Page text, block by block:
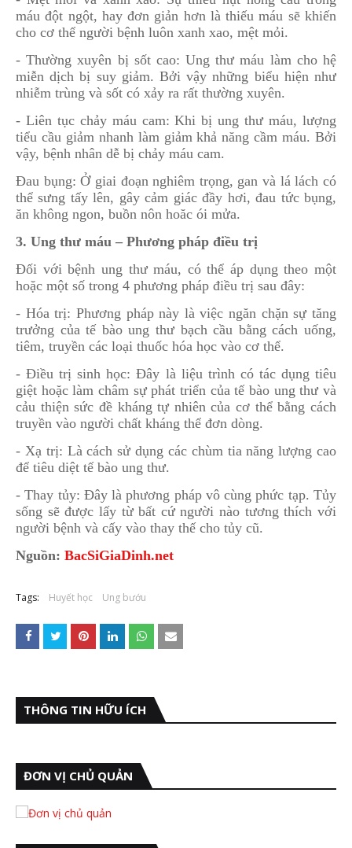
máu đột ngột, hay đơn giản hơn là thiếu máu sẽ khiến
cho cơ thể người bệnh luôn xanh xao, mệt mỏi.
- Thường xuyên bị sốt cao: Ung thư máu làm cho hệ
miễn dịch bị suy giảm. Bởi vậy những biểu hiện như
nhiễm trùng và sốt có xảy ra rất thường xuyên.
- Liên tục chảy máu cam: Khi bị ung thư máu, lượng
tiểu cầu giảm nhanh làm giảm khả năng cầm máu. Bởi
vậy, bệnh nhân dễ bị chảy máu cam.
Đau bụng: Ở giai đoạn nghiêm trọng, gan và lá lách có
thể sưng tấy lên, gây cảm giác đầy hơi, đau tức bụng,
ăn không ngon, buồn nôn hoăc ói mửa.
3. Ung thư máu – Phương pháp điều trị
Đối với bệnh ung thư máu, có thể áp dụng theo một
hoặc một số trong 4 phương pháp điều trị sau đây:
- Hóa trị: Phương pháp này là việc ngăn chặn sự tăng
trưởng của tế bào ung thư bạch cầu bằng cách uống,
tiêm, truyền các loại thuốc hóa học vào cơ thể.
- Điều trị sinh học: Đây là liệu trình có tác dụng tiêu
giệt hoặc làm châm sự phát triển của tế bào ung thư và
cảu thiện sức đề kháng tự nhiên của cơ thể bằng cách
truyền vào người chất kháng thể đơn dòng.
- Xạ trị: Là cách sử dụng các chùm tia năng lượng cao
để tiêu diệt tế bào ung thư.
- Thay tủy: Đây là phương pháp vô cùng phức tạp. Tủy
sống sẽ được lấy từ bất cứ người nào tương thích với
người bệnh và cấy vào thay thế cho tủy cũ.
Nguồn: BacSiGiaDinh.net
Tags: Huyết học Ung bướu
THÔNG TIN HỮU ÍCH
ĐƠN VỊ CHỦ QUẢN